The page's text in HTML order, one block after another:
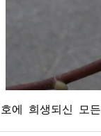
에 희생되신 모